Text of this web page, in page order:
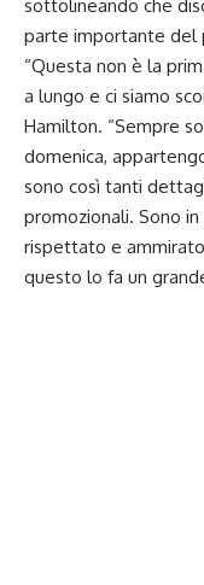
sottolineando che
parte importante del
“Questa non è la
a lungo e ci siamo
Hamilton. “Sempre
domenica,
sono così tanti
promozionali. Sono
rispettato e
questo lo fa un